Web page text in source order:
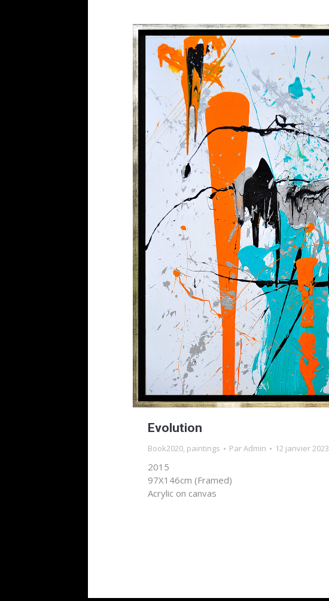
Evolution
Book2020, paintings ParAdmin 12 janvier 2023
2015
97X146cm (Framed)
Acrylic on canvas